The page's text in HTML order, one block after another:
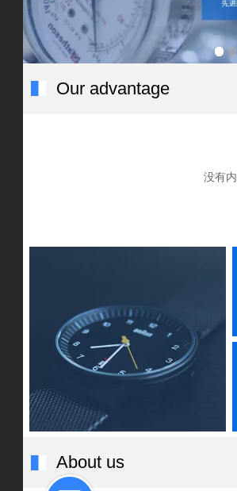
Our advantage
没有
About us